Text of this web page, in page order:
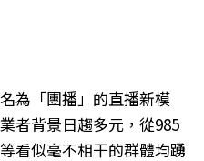
為「團播」的直播新模
者背景日趨多元，從985
看似毫不相干的群體均踴